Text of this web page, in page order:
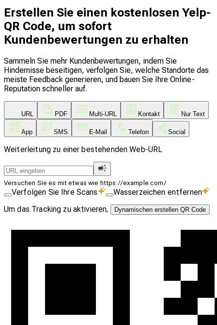
Erstellen Sie einen kostenlosen Yelp-
QR Code, um sofort
Kundenbewertungen zu erhalten
Sammeln Sie mehr Kundenbewertungen, indem Sie
Hindernisse beseitigen, verfolgen Sie, welche Standorte das
meiste Feedback generieren, und bauen Sie Ihre Online-
Reputation schneller auf.
URL PDF Multi-URL Kontakt Nur Text
App SMS E-Mail Telefon Social
Weiterleitung zu einer bestehenden Web-URL
Versuchen Sie es mit etwas wie https://example.com/
Verfolgen Sie Ihre Scans
Wasserzeichen entfernen
Um das Tracking zu aktivieren,
Dynamischen erstellen QR Code